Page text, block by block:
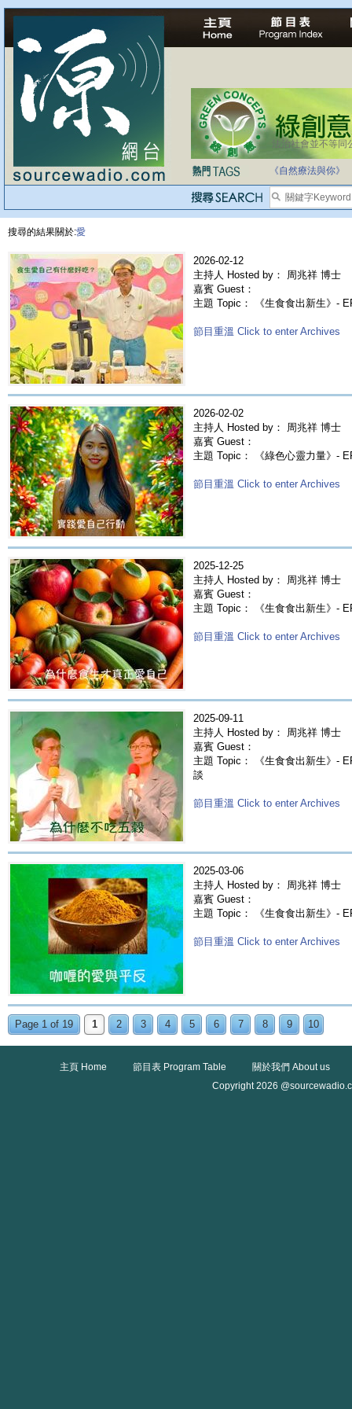
法治社會並不等同
自家教育合法化-
《自然療法與你》
搜尋的結果關於:愛
2026-02-12
主持人 Hosted by： 周兆祥 博士
嘉賓 Guest：
主題 Topic： 《生食食出新生》-
節目重溫 Click to enter Archives
2026-02-02
主持人 Hosted by： 周兆祥 博士
嘉賓 Guest：
主題 Topic： 《綠色心靈力量》-
節目重溫 Click to enter Archives
2025-12-25
主持人 Hosted by： 周兆祥 博士
嘉賓 Guest：
主題 Topic： 《生食食出新生》-
節目重溫 Click to enter Archives
2025-09-11
主持人 Hosted by： 周兆祥 博士
嘉賓 Guest：
主題 Topic： 《生食食出新生》-
談
節目重溫 Click to enter Archives
2025-03-06
主持人 Hosted by： 周兆祥 博士
嘉賓 Guest：
主題 Topic： 《生食食出新生》-
節目重溫 Click to enter Archives
Page 1 of 19 1 2 3 4 5 6 7 8 9 10
主頁 Home 節目表 Program Table
關於我們 About us
Copyright 2026